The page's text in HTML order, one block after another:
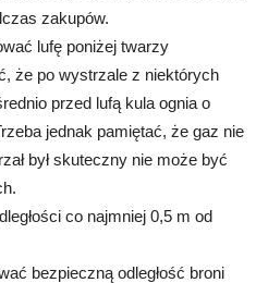
zakupów.
lufę poniżej twarzy
że po wystrzale z niektórych
przed lufą kula ognia o
jednak pamiętać, że gaz nie
był skuteczny nie może być
co najmniej 0,5 m od
bezpieczną odległość broni